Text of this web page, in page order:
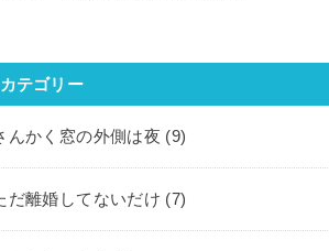
カテゴリー
んかく窓の外側は夜 (9)
だ離婚してないだけ (7)